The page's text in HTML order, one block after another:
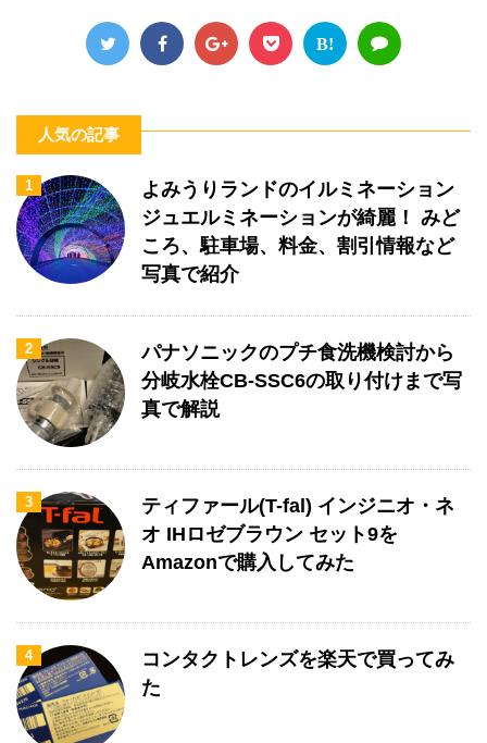
B!
人気の記事
1
よみうりランドのイルミネーション
ジュエルミネーションが綺麗！ みど
ころ、駐車場、料金、割引情報など
写真で紹介
2
パナソニックのプチ食洗機検討から
分岐水栓CB-SSC6の取り付けまで写
真で解説
3
ティファール(T-fal) インジニオ・ネ
オ IHロゼブラウン セット9を
Amazonで購入してみた
4
コンタクトレンズを楽天で買ってみ
た